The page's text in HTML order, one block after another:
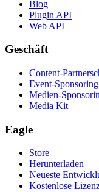
Blog
Plugin API
Web API
Geschäft
Content-
Event-Sponsoring
Medien-
Media Kit
Eagle
Store
Herunterladen
Neueste
Kostenlose